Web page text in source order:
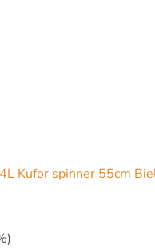
Kufor spinner 55cm